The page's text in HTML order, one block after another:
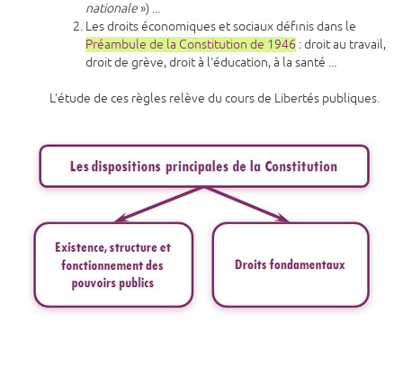
nationale») ...
Les droits économiques et sociaux définis dans le
Préambule de la Constitution de 1946 : droit au travail,
droit de grève, droit à l'éducation, à la santé ...
L’étude de ces règles relève du cours de Libertés publiques.